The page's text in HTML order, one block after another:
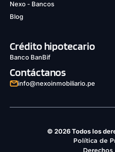
Nexo - Bancos
Blog
Crédito hipotecario
Banco BanBif
Contáctanos
info@nexoinmobiliario.pe
© 2026 Todos los
Política de
Derechos